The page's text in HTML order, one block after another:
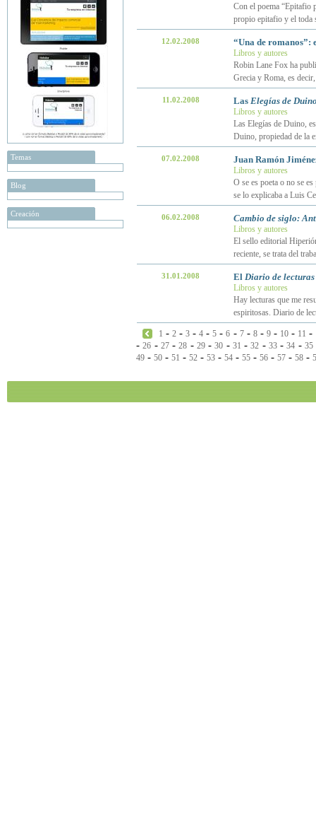
Temas
Blog
Creación
Con el poema “Epitafio
propio epitafio y el toda
12.02.2008 “Una de romanos”:
Libros y autores
Robin Lane Fox ha
Grecia y Roma, es
11.02.2008 Las Elegías de
Libros y autores
Las Elegías de Duino,
Duino, propiedad de la
07.02.2008 Juan Ramón
Libros y autores
O se es poeta o no se
se lo explicaba a Luis
06.02.2008 Cambio de siglo:
Libros y autores
El sello editorial
reciente, se trata del
31.01.2008 El Diario de lecturas
Libros y autores
Hay lecturas que me
espiritosas. Diario de
1 -2 -3 -4 -5 -6 - 7- 8- 9- 10- 11 -
-26 - 27-28 - 29-30 - 31 -32 - 33-34 - 35
49 - 50 - 51 - 52 - 53 - 54 - 55 - 56 - 57 - 58 -